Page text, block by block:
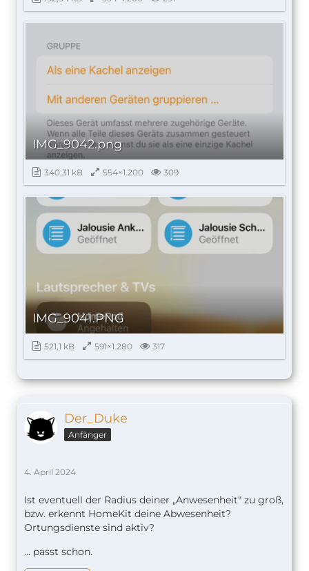
IMG_9042.png
340,31 kB 554×1.200 309
IMG_9041.PNG
521,1 kB 591×1.280 317
Der_Duke
Anfänger
4. April 2024
Ist eventuell der Radius deiner „Anwesenheit“ zu groß,
bzw. erkennt HomeKit deine Abwesenheit?
Ortungsdienste sind aktiv?
... passt schon.